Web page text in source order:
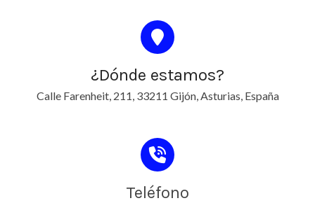
¿Dónde estamos?
Calle Farenheit, 211, 33211 Gijón, Asturias, España
Teléfono